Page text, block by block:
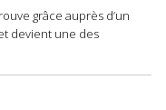
grâce auprès d’un
devient une des